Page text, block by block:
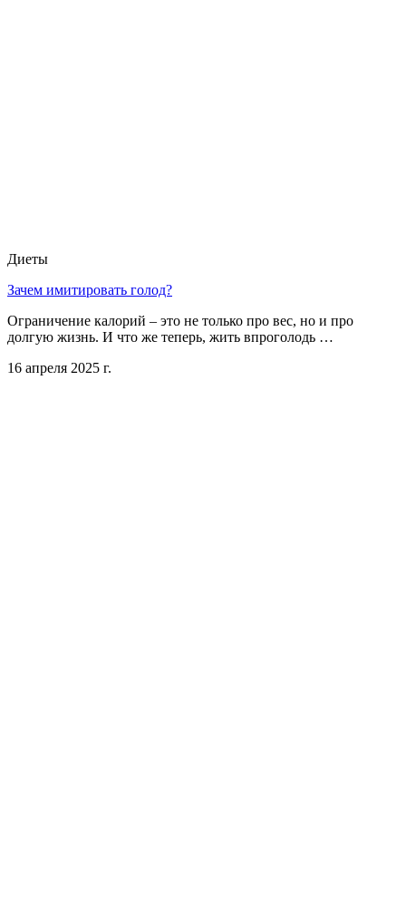
Диеты
Зачем имитировать голод?
Ограничение калорий – это не только про вес, но и про
долгую жизнь. И что же теперь, жить впроголодь …
16 апреля 2025 г.